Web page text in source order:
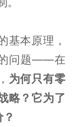
基本原理，
的问题——在
为何只有零
略？它为了